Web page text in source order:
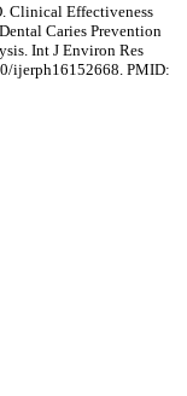
Clinical Effectiveness
Caries Prevention
Int J Environ Res
ijerph16152668. PMID: